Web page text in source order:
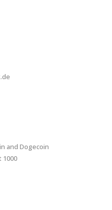
and Dogecoin
1000